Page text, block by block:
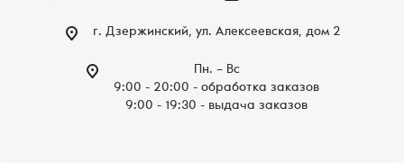
г. Дзержинский, ул. Алексеевская, дом 2
Пн. – Вc
9:00 - 20:00 - обработка заказов
9:00 - 19:30 - выдача заказов